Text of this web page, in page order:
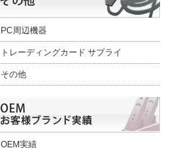
PC周辺機器
トレーディングカード サプライ
その他
OEM実績